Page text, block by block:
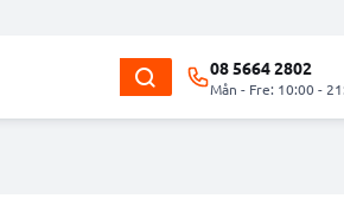
08 5664 2802
Mån - Fre: 10:00 -